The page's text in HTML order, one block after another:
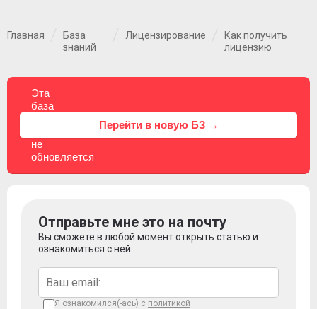
Главная
База
знаний
Лицензирование
Как получить
лицензию
Эта
база
не
обновляется
Перейти в новую БЗ →
Отправьте мне это на почту
Вы сможете в любой момент открыть статью и
ознакомиться с ней
Я ознакомился(-ась) с политикой